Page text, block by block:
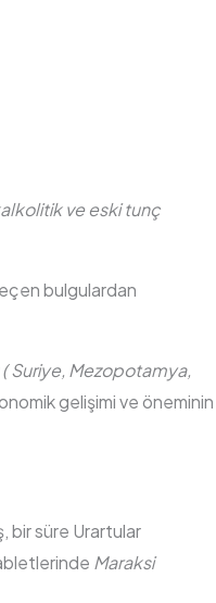
ve eski tunç
bulgulardan
( Suriye, Mezopotamya,
gelişimi ve öneminin
bir süre Urartular
Maraksi